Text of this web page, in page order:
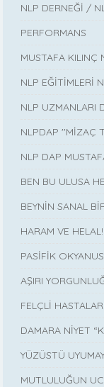
NLP DERNEĞİ /
PERFORMANS
MUSTAFA KILINÇ
NLP EĞİTİMLERİ
NLP UZMANLARI
NLPDAP ''MİZAÇ
NLP DAP
BEN BU ULUSA
BEYNİN SANAL
HARAM VE
PASİFİK
AŞIRI
FELÇLİ
DAMARA NİYET
YÜZÜSTÜ
MUTLULUĞUN